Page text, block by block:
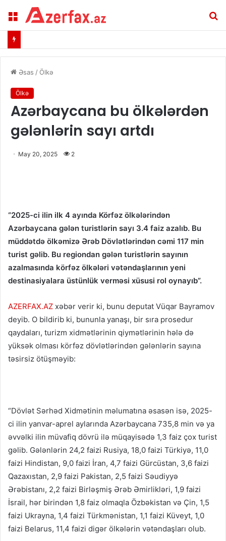
Menu
Əsas /Ölkə
Ölkə
Azərbaycana bu ölkələrdən
gələnlərin sayı artdı
May 20, 2025 2
“2025-ci ilin ilk 4 ayında Körfəz ölkələrindən
Azərbaycana gələn turistlərin sayı 3.4 faiz azalıb. Bu
müddətdə ölkəmizə Ərəb Dövlətlərindən cəmi 117 min
turist gəlib. Bu regiondan gələn turistlərin sayının
azalmasında körfəz ölkələri vətəndaşlarının yeni
destinasiyalara üstünlük verməsi xüsusi rol oynayıb”.
AZERFAX.AZ xəbər verir ki, bunu deputat Vüqar Bayramov
deyib. O bildirib ki, bununla yanaşı, bir sıra prosedur
qaydaları, turizm xidmətlərinin qiymətlərinin hələ də
yüksək olması körfəz dövlətlərindən gələnlərin sayına
təsirsiz ötüşməyib:
“Dövlət Sərhəd Xidmətinin məlumatına əsasən isə, 2025-
ci ilin yanvar-aprel aylarında Azərbaycana 735,8 min və ya
əvvəlki ilin müvafiq dövrü ilə müqayisədə 1,3 faiz çox turist
gəlib. Gələnlərin 24,2 faizi Rusiya, 18,0 faizi Türkiyə, 11,0
faizi Hindistan, 9,0 faizi İran, 4,7 faizi Gürcüstan, 3,6 faizi
Qazaxıstan, 2,9 faizi Pakistan, 2,5 faizi Səudiyyə
Ərəbistanı, 2,2 faizi Birləşmiş Ərəb Əmirlikləri, 1,9 faizi
İsrail, hər birindən 1,8 faiz olmaqla Özbəkistan və Çin, 1,5
faizi Ukrayna, 1,4 faizi Türkmənistan, 1,1 faizi Küveyt, 1,0
faizi Belarus, 11,4 faizi digər ölkələrin vətəndaşları olub.